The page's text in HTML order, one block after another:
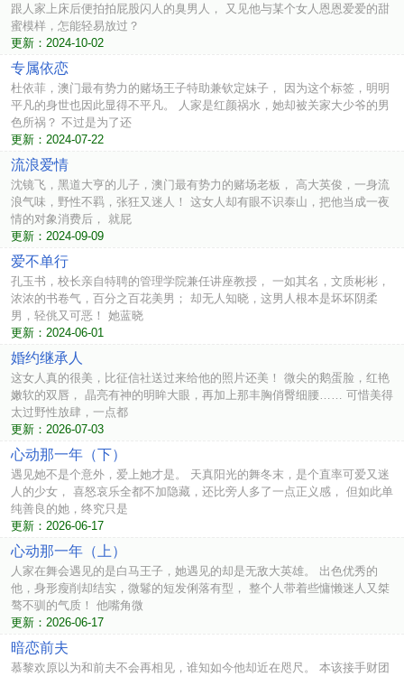
跟人家上床后便拍拍屁股闪人的臭男人， 又见他与某个女人恩恩爱爱的甜
蜜模样，怎能轻易放过？
更新：2024-10-02
专属依恋
杜依菲，澳门最有势力的赌场王子特助兼钦定妹子， 因为这个标签，明明
平凡的身世也因此显得不平凡。 人家是红颜祸水，她却被关家大少爷的男
色所祸？ 不过是为了还
更新：2024-07-22
流浪爱情
沈镜飞，黑道大亨的儿子，澳门最有势力的赌场老板， 高大英俊，一身流
浪气味，野性不羁，张狂又迷人！ 这女人却有眼不识泰山，把他当成一夜
情的对象消费后， 就屁
更新：2024-09-09
爱不单行
孔玉书，校长亲自特聘的管理学院兼任讲座教授， 一如其名，文质彬彬，
浓浓的书卷气，百分之百花美男； 却无人知晓，这男人根本是坏坏阴柔
男，轻佻又可恶！ 她蓝晓
更新：2024-06-01
婚约继承人
这女人真的很美，比征信社送过来给他的照片还美！ 微尖的鹅蛋脸，红艳
嫩软的双唇， 晶亮有神的明眸大眼，再加上那丰胸俏臀细腰…… 可惜美得
太过野性放肆，一点都
更新：2026-07-03
心动那一年（下）
遇见她不是个意外，爱上她才是。 天真阳光的舞冬末，是个直率可爱又迷
人的少女， 喜怒哀乐全都不加隐藏，还比旁人多了一点正义感， 但如此单
纯善良的她，终究只是
更新：2026-06-17
心动那一年（上）
人家在舞会遇见的是白马王子，她遇见的却是无敌大英雄。 出色优秀的
他，身形瘦削却结实，微鬈的短发俐落有型， 整个人带着些慵懒迷人又桀
骜不驯的气质！ 他嘴角微
更新：2026-06-17
暗恋前夫
慕黎欢原以为和前夫不会再相见，谁知如今他却近在咫尺。 本该接手财团